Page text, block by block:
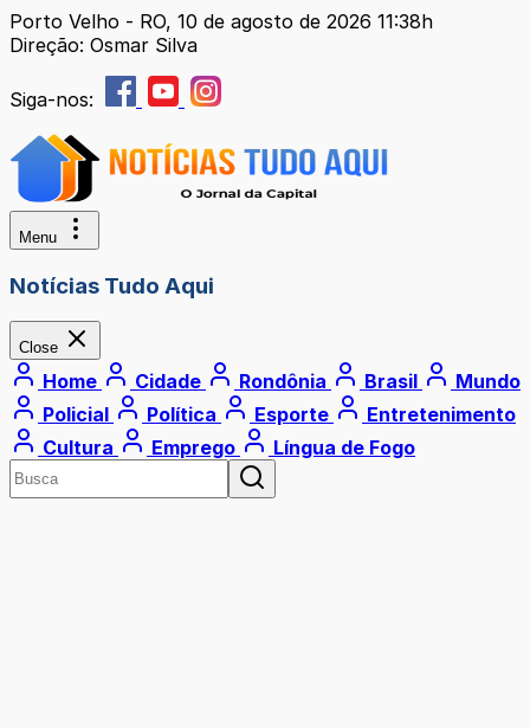
Porto Velho - RO, 10 de agosto de 2026 11:38h
Direção: Osmar Silva
Siga-nos:
Menu
Notícias Tudo Aqui
Close
Home Cidade Rondônia Brasil
Mundo
Policial
Política Esporte
Entretenimento
Cultura
Emprego Língua de Fogo